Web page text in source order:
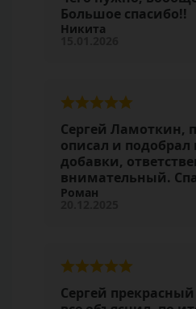
Большое спасибо!!
Никита
Сергей Ламоткин,
описал и
добавки,
внимательный.
Роман
Сергей прекрасный